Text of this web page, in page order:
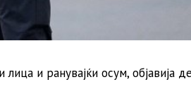
и ранувајќи осум, објавија